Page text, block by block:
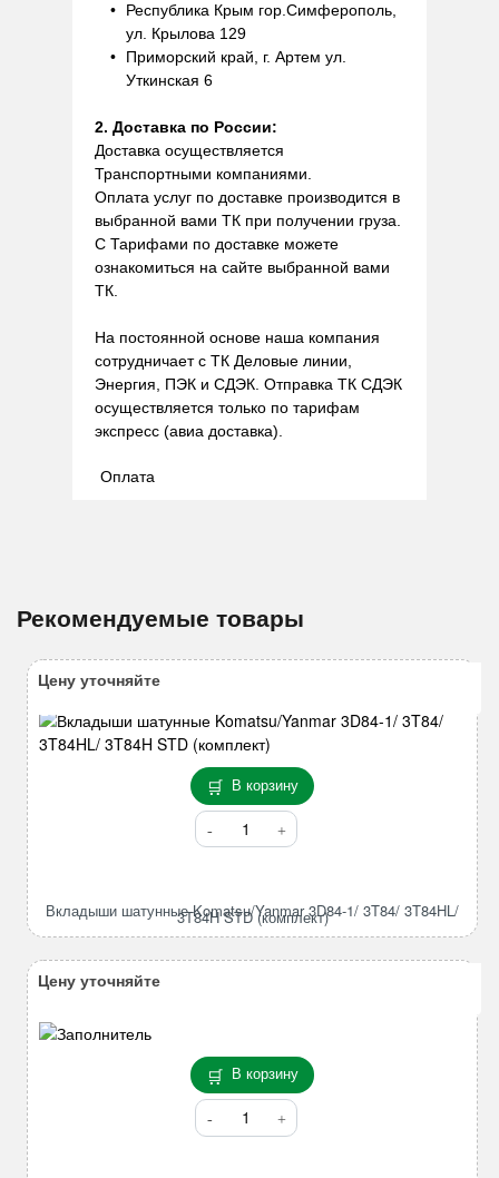
Республика Крым гор.Симферополь,
ул. Крылова 129
Приморский край, г. Артем ул.
Уткинская 6
2. Доставка по России:
Доставка осуществляется
Транспортными компаниями.
Оплата услуг по доставке производится в
выбранной вами ТК при получении груза.
С Тарифами по доставке можете
ознакомиться на сайте выбранной вами
ТК.
На постоянной основе наша компания
сотрудничает с ТК Деловые линии,
Энергия, ПЭК и СДЭК. Отправка ТК СДЭК
осуществляется только по тарифам
экспресс (авиа доставка).
Оплата
Рекомендуемые товары
В корзину
Количество
товара
Komatsu/Yanmar
3D84-
1/
STD
(комплект)
Вкладыши шатунные Komatsu/Yanmar 3D84-1/ 3T84/ 3T84HL/
3T84H STD (комплект)
Цену уточняйте
В корзину
Количество
товара
Цену уточняйте